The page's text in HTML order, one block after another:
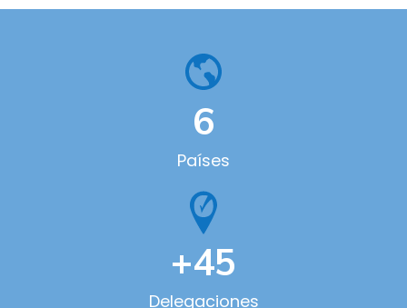
6
Países
+45
Delegaciones